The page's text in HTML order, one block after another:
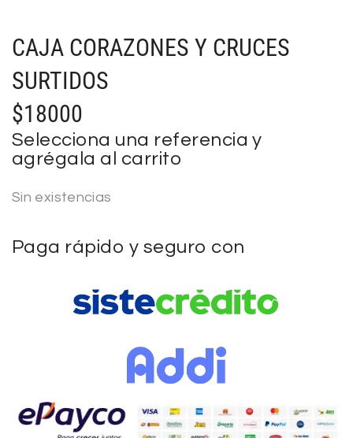
CAJA CORAZONES Y CRUCES
SURTIDOS
$18000
Selecciona una referencia y
agrégala al carrito
Sin existencias
Paga rápido y seguro con